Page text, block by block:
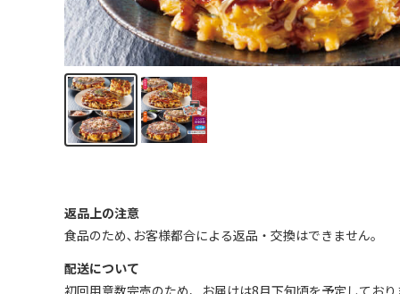
返品上の注意
食品のため､お客様都合による返品・交換はできません｡
配送について
初回用意数完売のため、お届けは8月下旬頃を予定しており